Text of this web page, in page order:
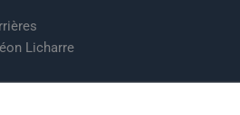
Licharre